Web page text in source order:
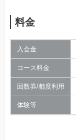
料金
入会金
コース料金
回数券/都度利用
体験等